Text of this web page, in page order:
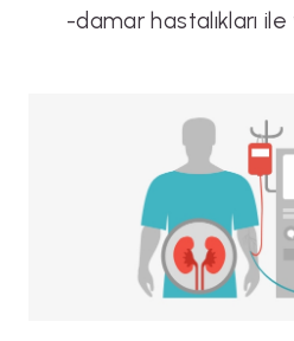
-damar hastalıkları ile